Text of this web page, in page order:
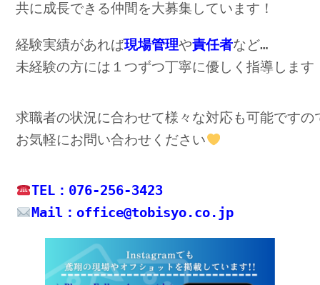
共に成長できる仲間を大募集しています！
経験実績があれば現場管理や責任者
未経験の方には１つずつ丁寧に優しく指導します
求職者の状況に合わせて様々な対応も可能ですの
お気軽にお問い合わせください
TEL：076-256-3423
Mail：office@tobisyo.co.jp